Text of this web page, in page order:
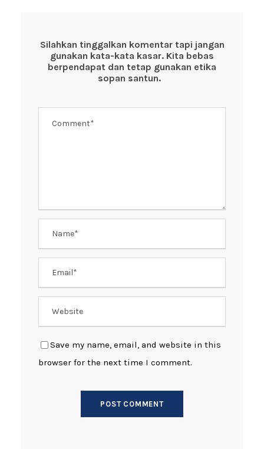
o
o
p
p
Silahkan tinggalkan komentar tapi jangan
gunakan kata-kata kasar. Kita bebas
berpendapat dan tetap gunakan etika
sopan santun.
Save my name, email, and website in this
browser for the next time I comment.